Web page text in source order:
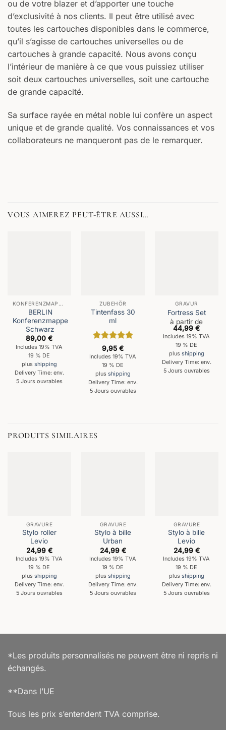
ou de votre blazer et d’apporter une touche
d’exclusivité à nos clients. Il peut être utilisé avec
toutes les cartouches disponibles dans le commerce,
qu’il s’agisse de cartouches universelles ou de
cartouches à grande capacité. Nous avons conçu
l’intérieur de manière à ce que vous puissiez utiliser
soit deux cartouches universelles, soit une cartouche
de grande capacité.
Sa surface rayée en métal noble lui confère un aspect
unique et de grande qualité. Vos connaissances et vos
collaborateurs ne manqueront pas de le remarquer.
VOUS AIMEREZ PEUT-ÊTRE AUSSI…
KONFERENZMAPPEN
BERLIN
Konferenzmappe
Schwarz
89,00€
Includes 19% TVA
19 % DE
plus shipping
Delivery Time: env.
5 Jours ouvrables
ZUBEHÖR
Tintenfass 30
ml
Note5sur
5
9,95€
Includes 19% TVA
19 % DE
plus shipping
Delivery Time: env.
5 Jours ouvrables
GRAVUR
Fortress Set
à partir de
44,99€
Includes 19% TVA
19 % DE
plus shipping
Delivery Time: env.
5 Jours ouvrables
PRODUITS SIMILAIRES
GRAVURE
Stylo roller
Levio
24,99 €
Includes 19% TVA
19 % DE
plus shipping
Delivery Time: env.
5 Jours ouvrables
GRAVURE
Stylo à bille
Urban
24,99 €
Includes 19% TVA
19 % DE
plus shipping
Delivery Time: env.
5 Jours ouvrables
GRAVURE
Stylo à bille
Levio
24,99 €
Includes 19% TVA
19 % DE
plus shipping
Delivery Time: env.
5 Jours ouvrables
*Les produits personnalisés ne peuvent être ni repris ni
échangés.
**Dans l’UE
Tous les prix s’entendent TVA comprise.